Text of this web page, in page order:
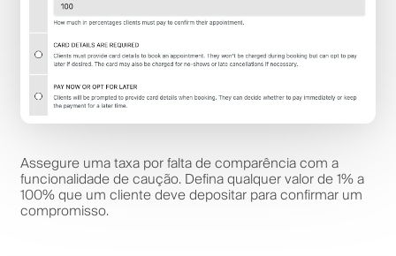
Assegure uma taxa por falta de comparência com a
funcionalidade de caução. Defina qualquer valor de 1% a
100% que um cliente deve depositar para confirmar um
compromisso.